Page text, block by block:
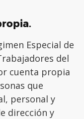
Especial de
del
cuenta propia
que
personal y
dirección y